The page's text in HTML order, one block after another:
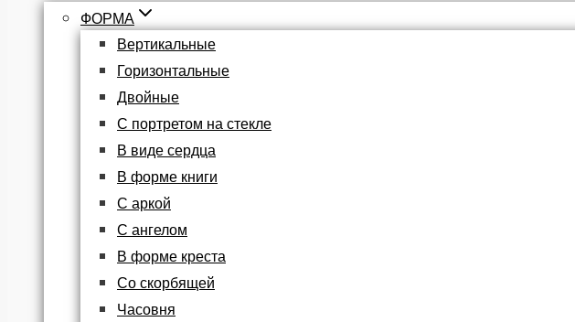
ФОРМА
Вертикальные
Горизонтальные
Двойные
С портретом на стекле
В виде сердца
В форме книги
С аркой
С ангелом
В форме креста
Со скорбящей
Часовня